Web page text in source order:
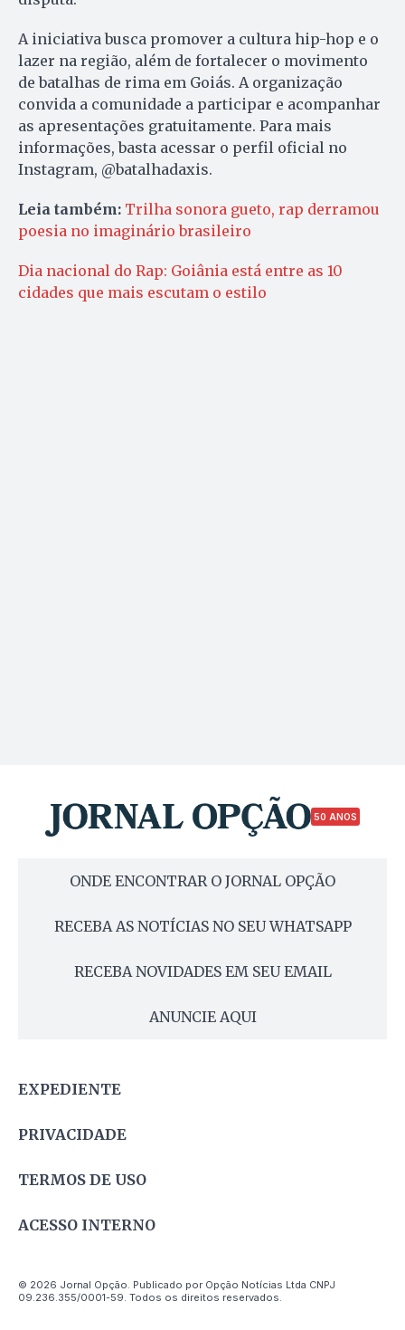
A iniciativa busca promover a cultura hip-hop e o
lazer na região, além de fortalecer o movimento
de batalhas de rima em Goiás. A organização
convida a comunidade a participar e acompanhar
as apresentações gratuitamente. Para mais
informações, basta acessar o perfil oficial no
Instagram, @batalhadaxis.
Leia também: Trilha sonora gueto, rap derramou
poesia no imaginário brasileiro
Dia nacional do Rap: Goiânia está entre as 10
cidades que mais escutam o estilo
50 ANOS
ONDE ENCONTRAR O JORNAL OPÇÃO
RECEBA AS NOTÍCIAS NO SEU WHATSAPP
RECEBA NOVIDADES EM SEU EMAIL
ANUNCIE AQUI
EXPEDIENTE
PRIVACIDADE
TERMOS DE USO
ACESSO INTERNO
© 2026 Jornal Opção. Publicado por Opção Notícias Ltda CNPJ
09.236.355/0001-59. Todos os direitos reservados.